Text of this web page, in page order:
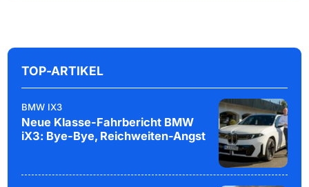
TOP-ARTIKEL
BMW IX3
Neue Klasse-Fahrbericht BMW
iX3: Bye-Bye, Reichweiten-Angst